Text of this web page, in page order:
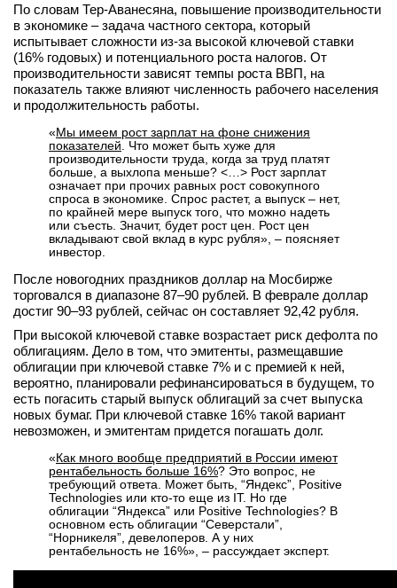
Новости
Интервью
вконтакте
телеграм
Стать автором
Вход
По словам Тер-Аванесяна, повышение производительности
в экономике – задача частного сектора, который
испытывает сложности из-за высокой ключевой ставки
(16% годовых) и потенциального роста налогов. От
производительности зависят темпы роста ВВП, на
показатель также влияют численность рабочего населения
и продолжительность работы.
«Мы имеем рост зарплат на фоне снижения
показателей . Что может быть хуже для
производительности труда, когда за труд платят
больше, а выхлопа меньше? <…> Рост зарплат
означает при прочих равных рост совокупного
спроса в экономике. Спрос растет, а выпуск – нет,
по крайней мере выпуск того, что можно надеть
или съесть. Значит, будет рост цен. Рост цен
вкладывают свой вклад в курс рубля», – поясняет
инвестор.
После новогодних праздников доллар на Мосбирже
торговался в диапазоне 87–90 рублей. В феврале доллар
достиг 90–93 рублей, сейчас он составляет 92,42 рубля.
При высокой ключевой ставке возрастает риск дефолта по
облигациям. Дело в том, что эмитенты, размещавшие
облигации при ключевой ставке 7% и с премией к ней,
вероятно, планировали рефинансироваться в будущем, то
есть погасить старый выпуск облигаций за счет выпуска
новых бумаг. При ключевой ставке 16% такой вариант
невозможен, и эмитентам придется погашать долг.
«Как много вообще предприятий в России имеют
рентабельность больше 16%? Это вопрос, не
требующий ответа. Может быть, “Яндекс”, Positive
Technologies или кто-то еще из IT. Но где
облигации “Яндекса” или Positive Technologies? В
основном есть облигации “Северстали”,
“Норникеля”, девелоперов. А у них
рентабельность не 16%», – рассуждает эксперт.